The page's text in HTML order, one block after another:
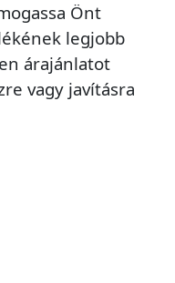
Önt
legjobb
árajánlatot
vagy javításra